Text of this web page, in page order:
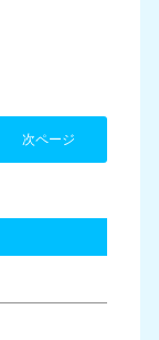
次ページ